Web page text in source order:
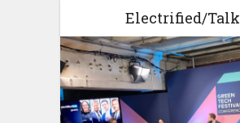
Electrified/Talk